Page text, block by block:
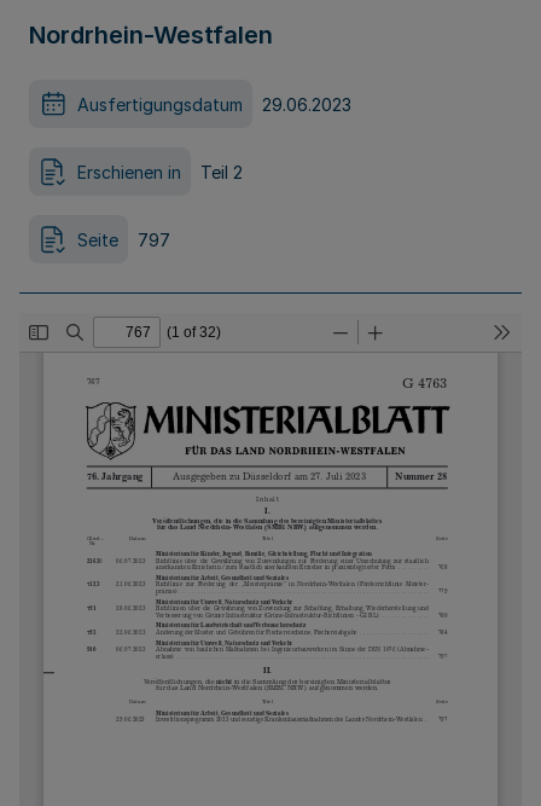
Nordrhein-Westfalen
Ausfertigungsdatum 29.06.2023
Erschienen in Teil 2
Seite 797